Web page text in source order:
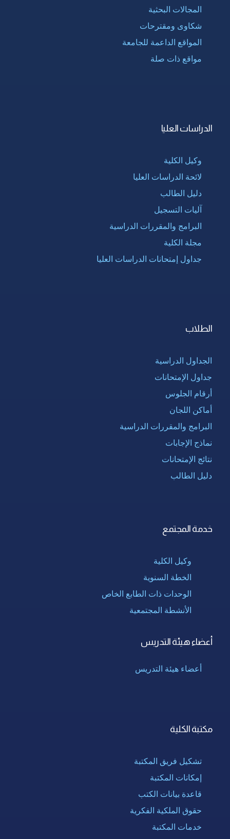
المجالات البحثية
شكاوى ومقترحات
المواقع الداعمة للجامعة
مواقع ذات صلة
الدراسات العليا
وكيل الكلية
لائحة الدراسات العليا
دليل الطالب
آليات التسجيل
البرامج والمقررات الدراسية
مجلة الكلية
جداول إمتحانات الدراسات العليا
الطلاب
الجداول الدراسية
جداول الإمتحانات
أرقام الجلوس
أماكن اللجان
البرامج والمقررات الدراسية
نماذج الإجابات
نتائج الإمتحانات
دليل الطالب
خدمة المجتمع
وكيل الكلية
الخطة السنوية
الوحدات ذات الطابع الخاص
الأنشطة المجتمعية
أعضاء هيئة التدريس
أعضاء هيئة التدريس
مكتبة الكلية
تشكيل فريق المكتبة
إمكانات المكتبة
قاعدة بيانات الكتب
حقوق الملكية الفكرية
خدمات المكتبة